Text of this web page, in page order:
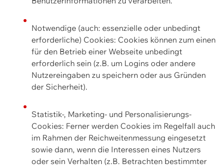
Notwendige (auch: essenzielle oder unbedingt
erforderliche) Cookies: Cookies können zum einen
für den Betrieb einer Webseite unbedingt
erforderlich sein (z.B. um Logins oder andere
Nutzereingaben zu speichern oder aus Gründen
der Sicherheit).
Statistik-, Marketing- und Personalisierungs-
Cookies: Ferner werden Cookies im Regelfall auch
im Rahmen der Reichweitenmessung eingesetzt
sowie dann, wenn die Interessen eines Nutzers
oder sein Verhalten (z.B. Betrachten bestimmter